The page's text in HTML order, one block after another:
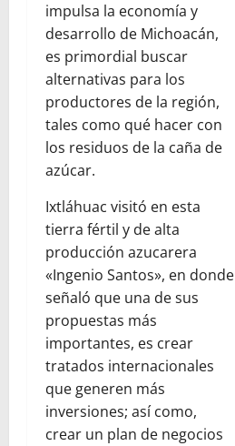
impulsa la economía y
desarrollo de Michoacán,
es primordial buscar
alternativas para los
productores de la región,
tales como qué hacer con
los residuos de la caña de
azúcar.
Ixtláhuac visitó en esta
tierra fértil y de alta
producción azucarera
«Ingenio Santos», en donde
señaló que una de sus
propuestas más
importantes, es crear
tratados internacionales
que generen más
inversiones; así como,
crear un plan de negocios